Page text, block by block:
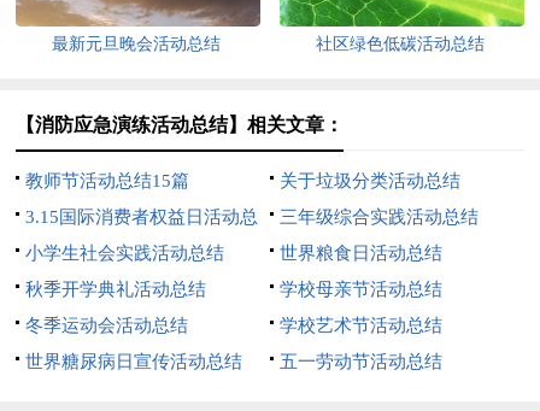
最新元旦晚会活动总结 社区绿色低碳活动总结
【消防应急演练活动总结】相关文章：
教师节活动总结15篇
关于垃圾分类活动总结
3.15国际消费者权益日活动总
结
三年级综合实践活动总结
小学生社会实践活动总结
世界粮食日活动总结
秋季开学典礼活动总结
学校母亲节活动总结
冬季运动会活动总结
学校艺术节活动总结
世界糖尿病日宣传活动总结
五一劳动节活动总结